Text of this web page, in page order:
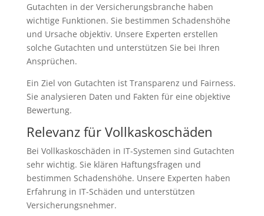
Gutachten in der Versicherungsbranche haben
wichtige Funktionen. Sie bestimmen Schadenshöhe
und Ursache objektiv. Unsere Experten erstellen
solche Gutachten und unterstützen Sie bei Ihren
Ansprüchen.
Ein Ziel von Gutachten ist Transparenz und Fairness.
Sie analysieren Daten und Fakten für eine objektive
Bewertung.
Relevanz für Vollkaskoschäden
Bei Vollkaskoschäden in IT-Systemen sind Gutachten
sehr wichtig. Sie klären Haftungsfragen und
bestimmen Schadenshöhe. Unsere Experten haben
Erfahrung in IT-Schäden und unterstützen
Versicherungsnehmer.